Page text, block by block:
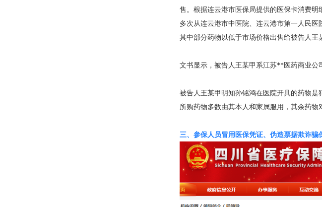
售。根据连云港市医保局提供的医保卡消费
多次从连云港市中医院、连云港市第一人民
其中部分药物以低于市场价格出售给被告人王
文书显示，被告人王某甲系江苏**医药商业公
被告人王某甲明知孙铭鸿在医院开具的药物是
所购药物多数由其本人和家属服用，其余药物
三、参保人员冒用医保凭证、伪造票据欺诈骗